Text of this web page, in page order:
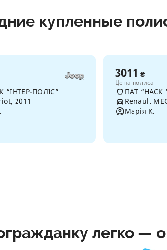
купленные
“ІНТЕР-ПОЛІС”
2011
3011 ₴
Цена полиса
ПАТ “НАСК
Renault
Марія К.
легко —